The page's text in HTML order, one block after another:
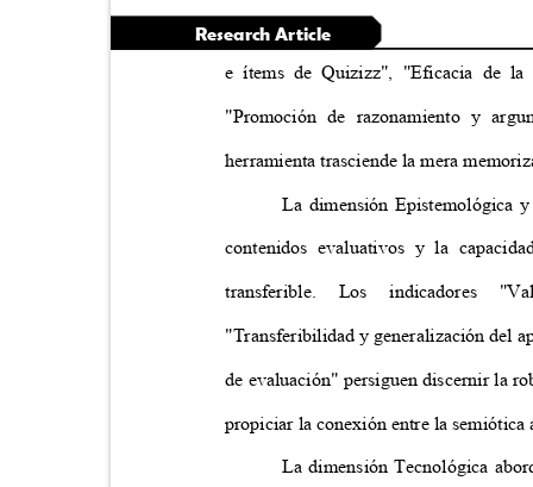
Research Article
e ítems de Quizizz", "Eficacia de
"Promoción de razonamiento y
herramienta trasciende la mera
La dimensión Epistemológica
contenidos evaluativos y la
transferible. Los indicadores
"Transferibilidad y generalización del
de evaluación" persiguen discernir la
propiciar la conexión entre la
La dimensión Tecnológica